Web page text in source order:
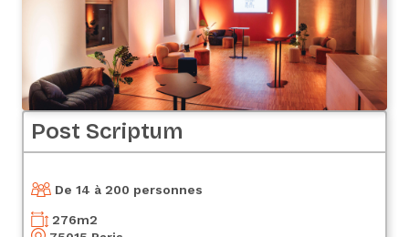
Post Scriptum
De 14 à 200 personnes
276m2